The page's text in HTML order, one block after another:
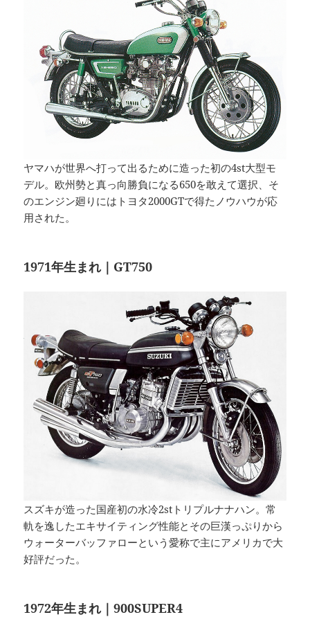
ヤマハが世界へ打って出るために造った初の4st大型モ
デル。欧州勢と真っ向勝負になる650を敢えて選択、そ
のエンジン廻りにはトヨタ2000GTで得たノウハウが応
用された。
1971年生まれ｜GT750
スズキが造った国産初の水冷2stトリプルナナハン。常
軌を逸したエキサイティング性能とその巨漢っぷりから
ウォーターバッファローという愛称で主にアメリカで大
好評だった。
1972年生まれ｜900SUPER4